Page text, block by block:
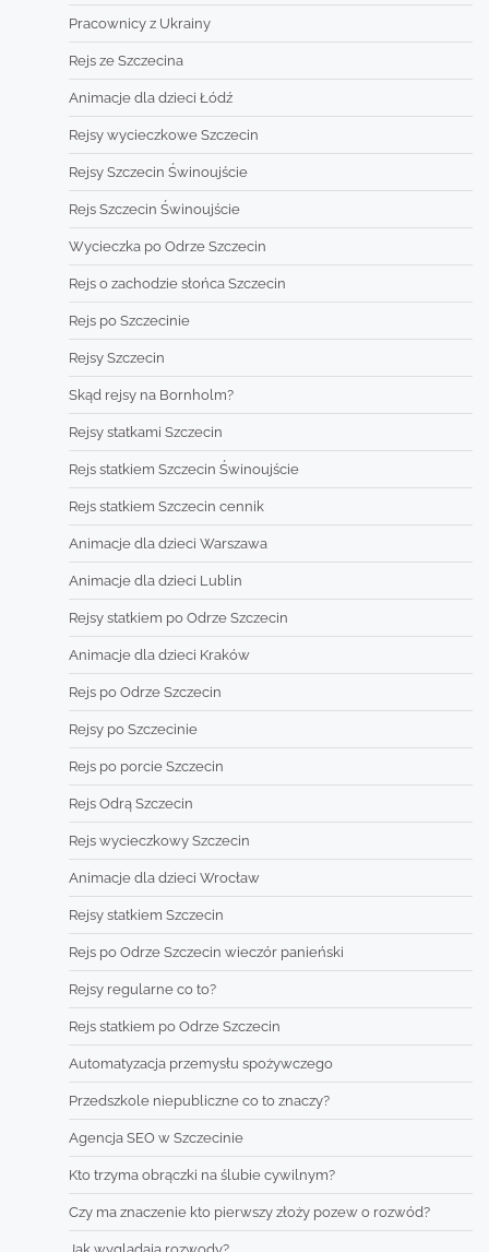
Pracownicy z Ukrainy
Rejs ze Szczecina
Animacje dla dzieci Łódź
Rejsy wycieczkowe Szczecin
Rejsy Szczecin Świnoujście
Rejs Szczecin Świnoujście
Wycieczka po Odrze Szczecin
Rejs o zachodzie słońca Szczecin
Rejs po Szczecinie
Rejsy Szczecin
Skąd rejsy na Bornholm?
Rejsy statkami Szczecin
Rejs statkiem Szczecin Świnoujście
Rejs statkiem Szczecin cennik
Animacje dla dzieci Warszawa
Animacje dla dzieci Lublin
Rejsy statkiem po Odrze Szczecin
Animacje dla dzieci Kraków
Rejs po Odrze Szczecin
Rejsy po Szczecinie
Rejs po porcie Szczecin
Rejs Odrą Szczecin
Rejs wycieczkowy Szczecin
Animacje dla dzieci Wrocław
Rejsy statkiem Szczecin
Rejs po Odrze Szczecin wieczór panieński
Rejsy regularne co to?
Rejs statkiem po Odrze Szczecin
Automatyzacja przemysłu spożywczego
Przedszkole niepubliczne co to znaczy?
Agencja SEO w Szczecinie
Kto trzyma obrączki na ślubie cywilnym?
Czy ma znaczenie kto pierwszy złoży pozew o rozwód?